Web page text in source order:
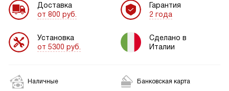
Доставка
от 800 руб.
Установка
от 5300 руб.
Гарантия
2 года
Сделано в
Италии
Наличные Банковская карта